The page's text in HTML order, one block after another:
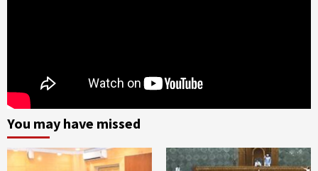
You may have missed